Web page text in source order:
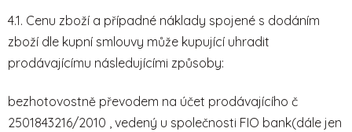
4.1. Cenu zboží a případné náklady spojené s dodáním
zboží dle kupní smlouvy může kupující uhradit
prodávajícímu následujícími způsoby:
bezhotovostně převodem na účet prodávajícího č
2501843216/2010 , vedený u společnosti FIO bank(dále jen